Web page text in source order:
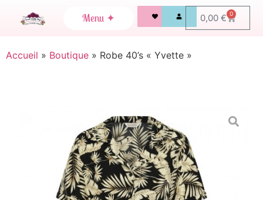
0,00 € 0
Accueil » Boutique » Robe 40’s « Yvette »